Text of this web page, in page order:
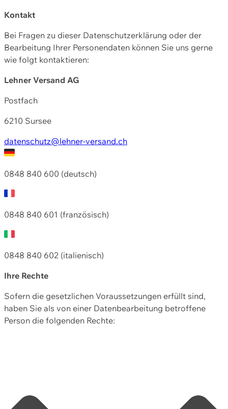
Kontakt
Bei Fragen zu dieser Datenschutzerklärung oder der
Bearbeitung Ihrer Personendaten können Sie uns gerne
wie folgt kontaktieren:
Lehner Versand AG
Postfach
6210 Sursee
datenschutz@lehner-versand.ch
0848 840 600 (deutsch)
0848 840 601 (französisch)
0848 840 602 (italienisch)
Ihre Rechte
Sofern die gesetzlichen Voraussetzungen erfüllt sind,
haben Sie als von einer Datenbearbeitung betroffene
Person die folgenden Rechte: